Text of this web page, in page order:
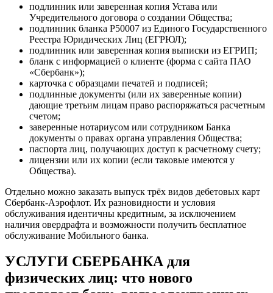
подлинник или заверенная копия Устава или
Учредительного договора о создании Общества;
подлинник бланка Р50007 из Единого Государственного
Реестра Юридических Лиц (ЕГРЮЛ);
подлинник или заверенная копия выписки из ЕГРИП;
бланк с информацией о клиенте (форма с сайта ПАО
«Сбербанк»);
карточка с образцами печатей и подписей;
подлинные документы (или их заверенные копии)
дающие третьим лицам право распоряжаться расчетным
счетом;
заверенные нотариусом или сотрудником Банка
документы о правах органа управления Общества;
паспорта лиц, получающих доступ к расчетному счету;
лицензии или их копии (если таковые имеются у
Общества).
Отдельно можно заказать выпуск трёх видов дебетовых карт
Сбербанк-Аэрофлот. Их разновидности и условия
обслуживания идентичны кредитным, за исключением
наличия овердрафта и возможности получить бесплатное
обслуживание Мобильного банка.
УСЛУГИ СБЕРБАНКА для
физических лиц: что нового